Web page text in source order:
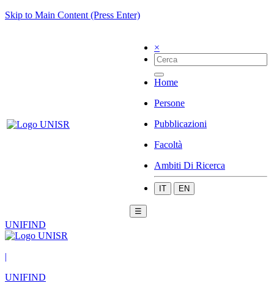
Skip to Main Content (Press Enter)
×
Home
Persone
Pubblicazioni
Facoltà
Ambiti Di Ricerca
IT EN
☰
UNIFIND
|
UNIFIND